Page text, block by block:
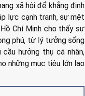
xã hội để khẳng định
lực cạnh tranh, sự mệt
Chí Minh cho thấy sự
phú, từ lý tưởng sống
hưởng thụ cá nhân,
những mục tiêu lớn lao